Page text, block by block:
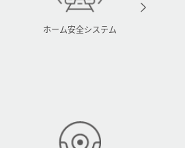
ホーム安全システム